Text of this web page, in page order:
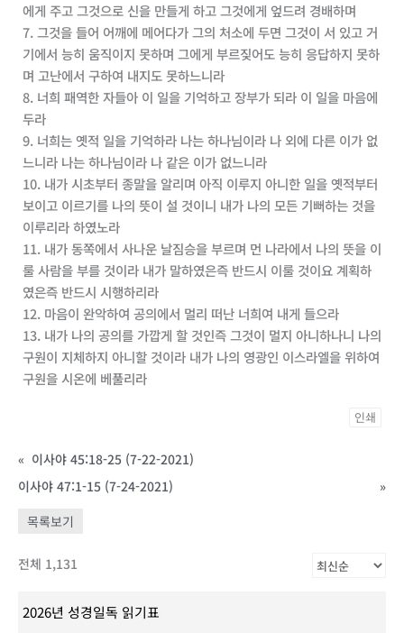
에게 주고 그것으로 신을 만들게 하고 그것에게 엎드려 경배하며
7. 그것을 들어 어깨에 메어다가 그의 처소에 두면 그것이 서 있고 거
기에서 능히 움직이지 못하며 그에게 부르짖어도 능히 응답하지 못하
며 고난에서 구하여 내지도 못하느니라
8. 너희 패역한 자들아 이 일을 기억하고 장부가 되라 이 일을 마음에
두라
9. 너희는 옛적 일을 기억하라 나는 하나님이라 나 외에 다른 이가 없
느니라 나는 하나님이라 나 같은 이가 없느니라
10. 내가 시초부터 종말을 알리며 아직 이루지 아니한 일을 옛적부터
보이고 이르기를 나의 뜻이 설 것이니 내가 나의 모든 기뻐하는 것을
이루리라 하였노라
11. 내가 동쪽에서 사나운 날짐승을 부르며 먼 나라에서 나의 뜻을 이
룰 사람을 부를 것이라 내가 말하였은즉 반드시 이룰 것이요 계획하
였은즉 반드시 시행하리라
12. 마음이 완악하여 공의에서 멀리 떠난 너희여 내게 들으라
13. 내가 나의 공의를 가깝게 할 것인즉 그것이 멀지 아니하나니 나의
구원이 지체하지 아니할 것이라 내가 나의 영광인 이스라엘을 위하여
구원을 시온에 베풀리라
인쇄
« 이사야 45:18-25 (7-22-2021)
이사야 47:1-15 (7-24-2021)
»
목록보기
전체 1,131
2026년 성경일독 읽기표